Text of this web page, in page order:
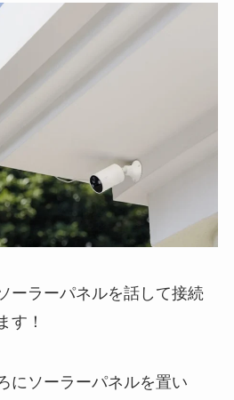
ーラーパネルを話して接続
す！
にソーラーパネルを置い